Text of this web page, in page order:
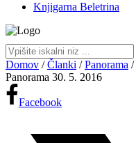
Knjigarna Beletrina
Domov /Članki /Panorama /
Panorama 30. 5. 2016
Facebook